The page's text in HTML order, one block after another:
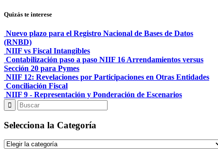
Quizás te interese
Nuevo plazo para el Registro Nacional de Bases de Datos
(RNBD)
NIIF vs Fiscal Intangibles
Contabilización paso a paso NIIF 16 Arrendamientos versus
Sección 20 para Pymes
NIIF 12: Revelaciones por Participaciones en Otras Entidades
Conciliación Fiscal
NIIF 9 - Representación y Ponderación de Escenarios
Selecciona la Categoría
Selecciona